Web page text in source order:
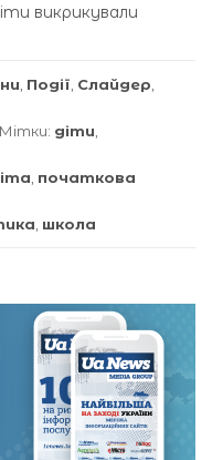
викрикували
Події Слайдер
Мітки: діти
початкова
школа